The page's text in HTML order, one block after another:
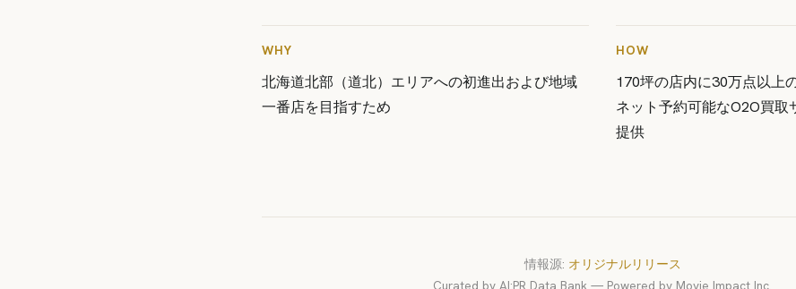
WHY
北海道北部（道北）エリアへの初進出および地域
一番店を目指すため
HOW
170坪の店内に30万点以上
ネット予約可能なO2O買取
提供
情報源: オリジナルリリース
Curated by AI:PR Data Bank — Powered by Movie Impact Inc.